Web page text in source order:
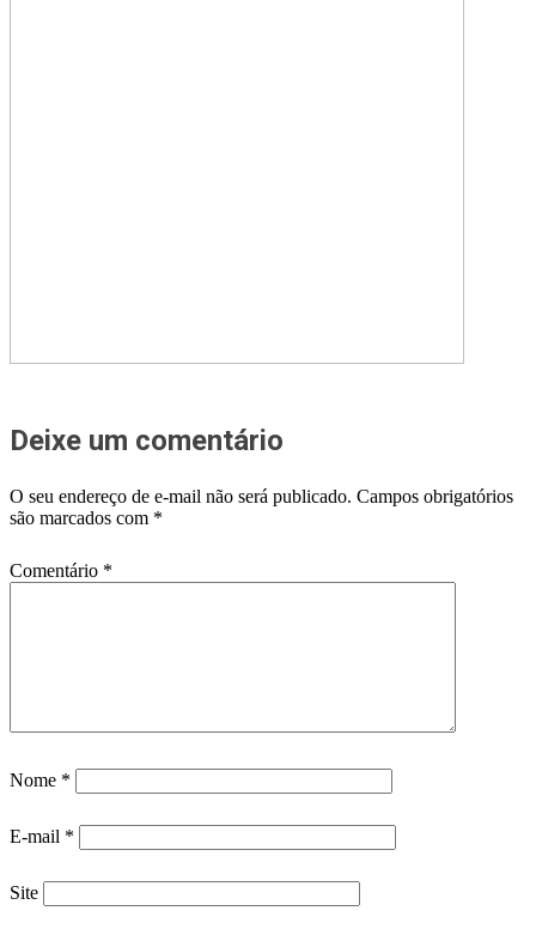
Deixe um comentário
O seu endereço de e-mail não será publicado. Campos obrigatórios
são marcados com *
Comentário *
Nome *
E-mail *
Site